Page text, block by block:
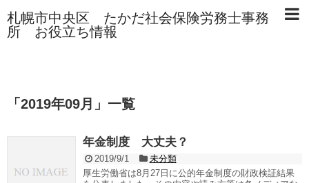
札幌市中央区 たかだ社会保険労務士事務
所 お役立ち情報
「 2019年09月 」 一覧
年金制度 大丈夫？
2019/9/1
未分類
厚生労働省は8月27日に公的年金制度の財政検証結果